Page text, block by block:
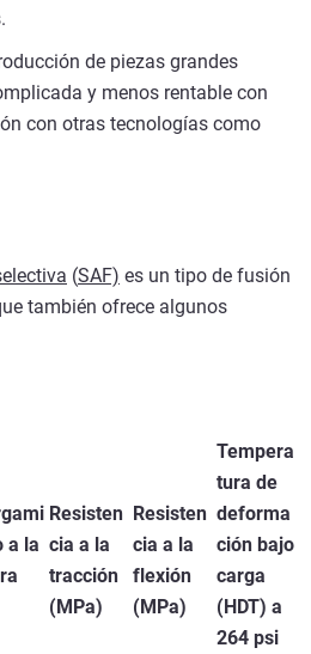
de piezas grandes
y menos rentable con
con otras tecnologías como
(SAF) es un tipo de fusión
también ofrece algunos
a la
Resisten
cia a la
tracción
(MPa)
Resisten
cia a la
flexión
(MPa)
Tempera
tura de
deforma
ción bajo
carga
(HDT) a
264 psi